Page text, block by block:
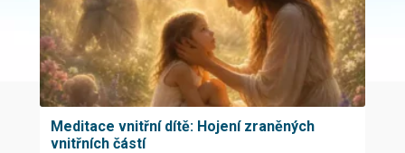
Meditace vnitřní dítě: Hojení zraněných
vnitřních částí